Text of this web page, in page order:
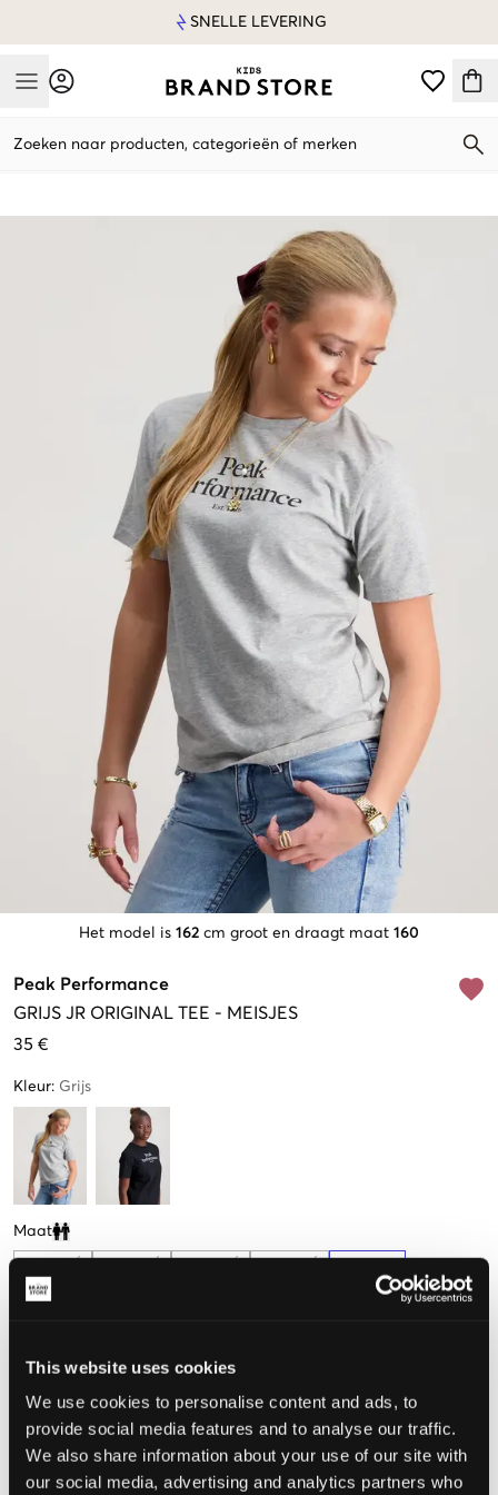
This website uses cookies
We use cookies to personalise content and ads, to
provide social media features and to analyse our traffic.
We also share information about your use of our site with
our social media, advertising and analytics partners who
SNELLE LEVERING
Mobile Menu
Zoeken naar producten, categorieën of merken
Het model is 162 cm groot en draagt maat 160
Peak Performance
GRIJS JR ORIGINAL TEE - MEISJES
35 €
Kleur: Grijs
Maat
Clone modal
130 cm 170 cm
Te klein Perfect Te groot
MAATTABEL